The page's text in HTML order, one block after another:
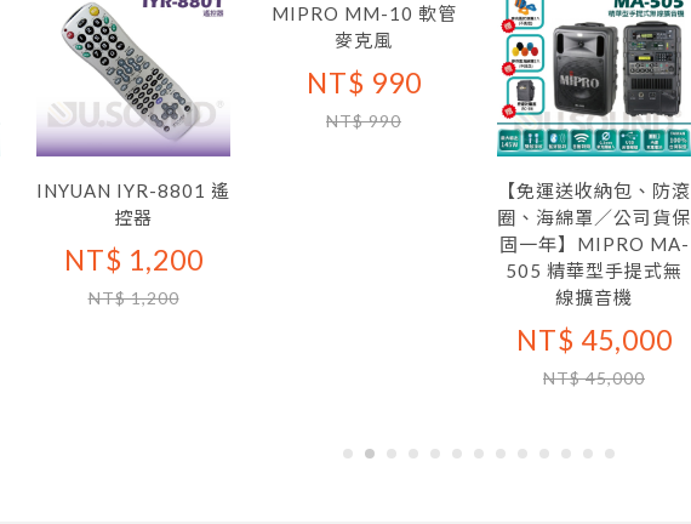
INYUAN IYR-8801 遙
控器
NT$ 1,200
NT$ 1,200
MIPRO MM-10 軟管
麥克風
NT$ 990
NT$ 990
【免運送收納包、防滾
圈、海綿罩／公司貨保
固一年】MIPRO MA-
505 精華型手提式無
線擴音機
NT$ 45,000
NT$ 45,000